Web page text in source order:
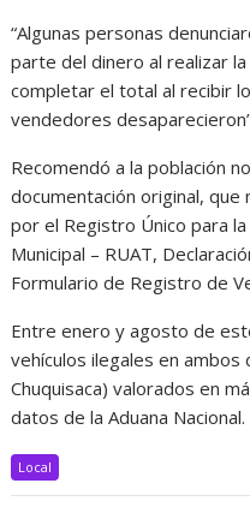
“Algunas personas
parte del dinero al realizar
completar el total al recibir
vendedores
Recomendó a la población
documentación original,
por el Registro Único para
Municipal – RUAT,
Formulario de Registro de
Entre enero y agosto de
vehículos ilegales en
Chuquisaca) valorados en
datos de la Aduana
Local